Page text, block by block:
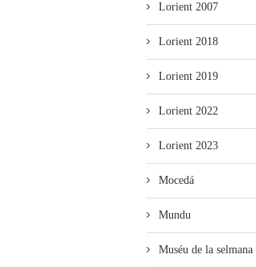
Lorient 2007
Lorient 2018
Lorient 2019
Lorient 2022
Lorient 2023
Mocedá
Mundu
Muséu de la selmana